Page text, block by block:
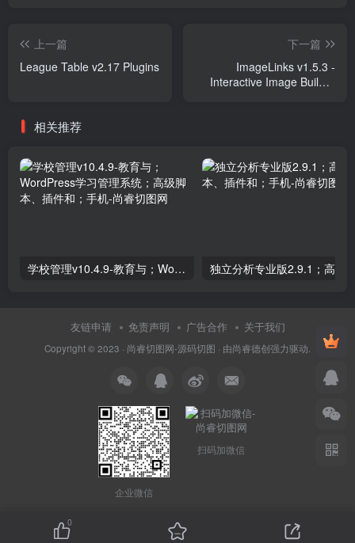
上一篇
League Table v2.17 Plugins
下一篇
ImageLinks v1.5.3 -
Interactive Image Builder
相关推荐
学校管理v10.4.9-教育与；WordPress学习管理系统；高级脚本、插件和；手机
友链申请 免责声明 广告合作 关于我们
Copyright © 2023 · 尚睿切图网-源码切图 · 由尚睿德创强力驱动.
企业微信
扫码加微信
0